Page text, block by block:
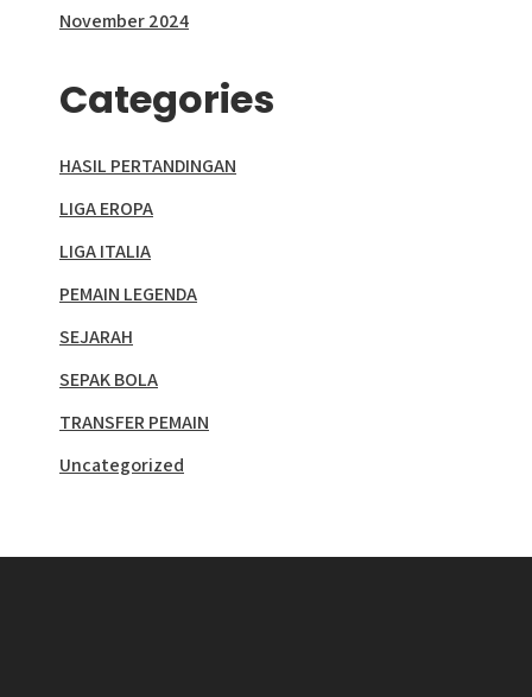
November 2024
Categories
HASIL PERTANDINGAN
LIGA EROPA
LIGA ITALIA
PEMAIN LEGENDA
SEJARAH
SEPAK BOLA
TRANSFER PEMAIN
Uncategorized